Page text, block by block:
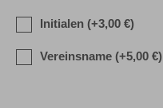
Initialen (+3,00 €)
Vereinsname (+5,00 €)